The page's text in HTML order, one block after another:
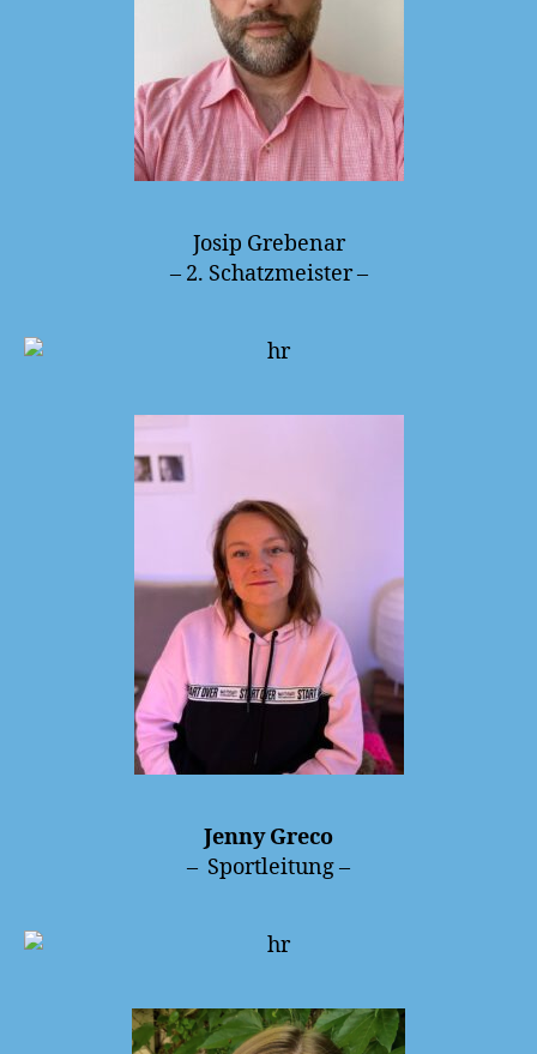
Josip Grebenar
– 2. Schatzmeister –
Jenny Greco
– Sportleitung –